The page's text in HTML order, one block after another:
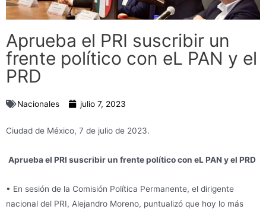
Aprueba el PRI suscribir un
frente político con eL PAN y el
PRD
Nacionales julio 7, 2023
Ciudad de México, 7 de julio de 2023.
Aprueba el PRI suscribir un frente político con eL PAN y el PRD
• En sesión de la Comisión Política Permanente, el dirigente
nacional del PRI, Alejandro Moreno, puntualizó que hoy lo más